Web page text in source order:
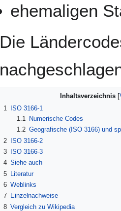
ehemaligen
Die
Inhaltsverzeichnis
1
ISO 3166-1
1.1
Numerische Codes
1.2 Geografische (ISO 3166) und
2 ISO 3166-2
3
ISO 3166-3
4 Siehe auch
5 Literatur
6 Weblinks
7 Einzelnachweise
8 Vergleich zu Wikipedia